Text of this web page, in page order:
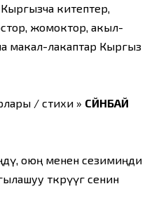
. Кыргызча китептер,
жомоктор, акыл-
макал-лакаптар Кыргыз
/ стихи » СҮЙҮНБАЙ
оюң менен сезимиңди
өткөрүүгө сенин